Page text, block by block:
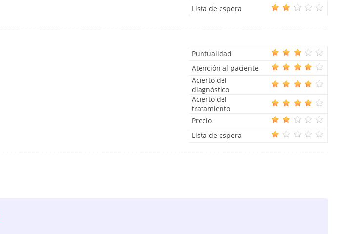
Lista de espera
Puntualidad
Atención al paciente
Acierto del
diagnóstico
Acierto del
tratamiento
Precio
Lista de espera